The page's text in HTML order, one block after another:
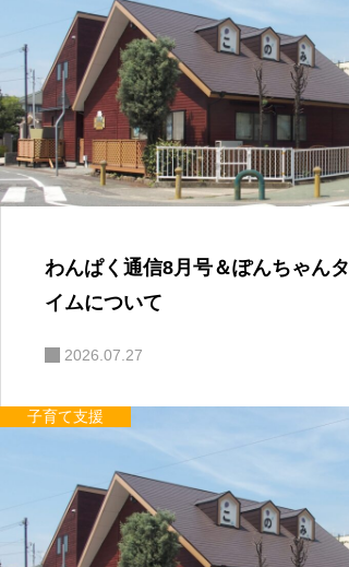
わんぱく通信8月号＆ぽんちゃんタ
イムについて
2026.07.27
子育て支援